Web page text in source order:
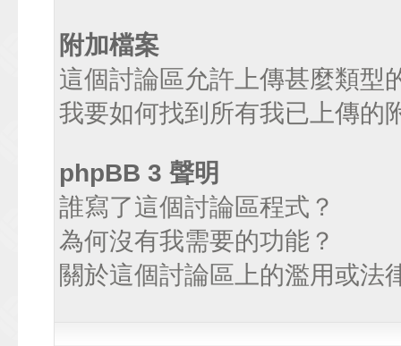
附加檔案
這個討論區允許上傳甚麼類型
我要如何找到所有我已上傳的
phpBB 3 聲明
誰寫了這個討論區程式？
為何沒有我需要的功能？
關於這個討論區上的濫用或法